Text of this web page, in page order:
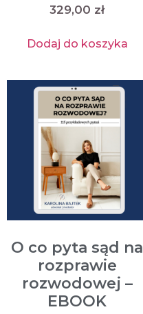
329,00 zł
Dodaj do koszyka
O co pyta sąd na
rozprawie
rozwodowej –
EBOOK